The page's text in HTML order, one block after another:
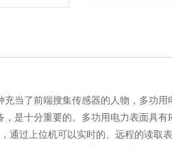
当了前端搜集传感器的人物，多功
是十分重要的。多功用电力表面具
通过上位机可以实时的、远程的读取